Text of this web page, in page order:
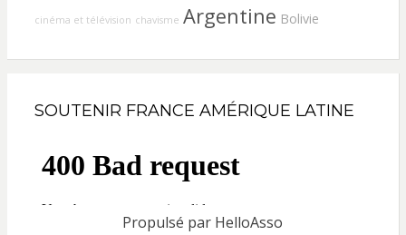
cinéma et télévision chavisme Argentine Bolivie
SOUTENIR FRANCE AMÉRIQUE LATINE
Propulsé par HelloAsso